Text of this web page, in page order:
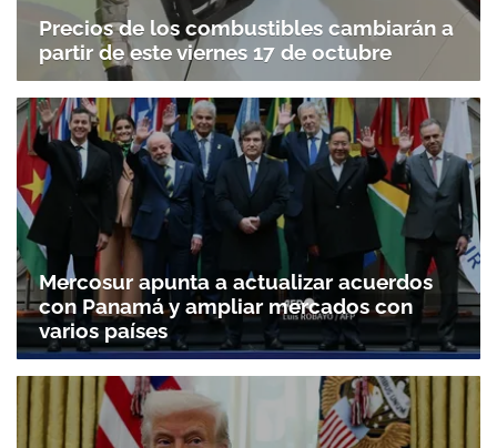
Precios de los combustibles cambiarán a
partir de este viernes 17 de octubre
Mercosur apunta a actualizar acuerdos
con Panamá y ampliar mercados con
varios países